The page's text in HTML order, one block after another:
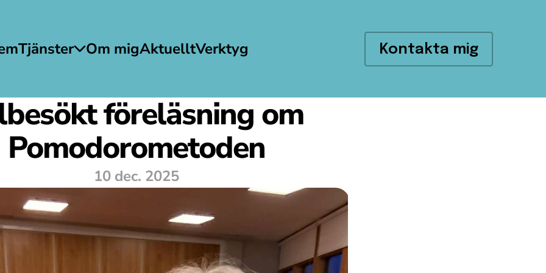
Tjänster Om migAktuelltVerktyg Kontakta mig
föreläsning om
Pomodorometoden
10 dec. 2025